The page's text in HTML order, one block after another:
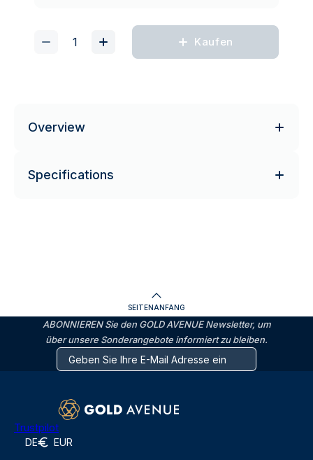
Kaufen
Overview
Specifications
SEITENANFANG
ABONNIEREN Sie den GOLD AVENUE Newsletter, um
über unsere Sonderangebote informiert zu bleiben.
Trustpilot
DE EUR